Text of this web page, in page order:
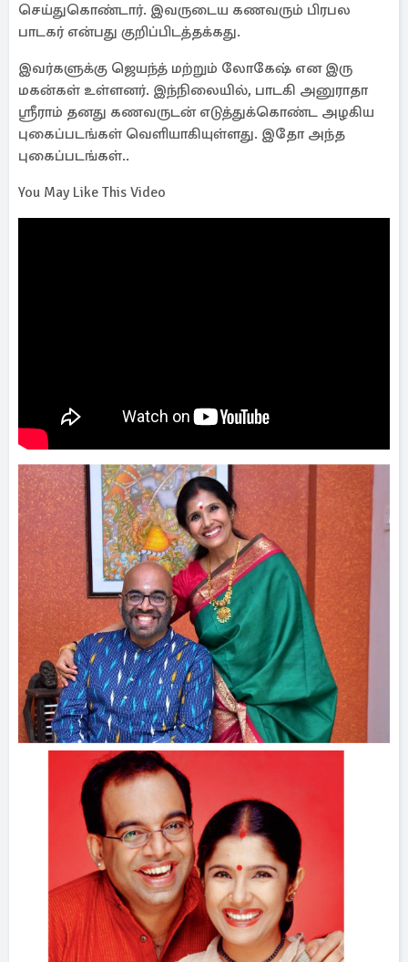
செய்துகொண்டார். இவருடைய கணவரும் பிரபல
பாடகர் என்பது குறிப்பிடத்தக்கது.
இவர்களுக்கு ஜெயந்த் மற்றும் லோகேஷ் என இரு
மகன்கள் உள்ளனர். இந்நிலையில், பாடகி அனுராதா
ஸ்ரீராம் தனது கணவருடன் எடுத்துக்கொண்ட அழகிய
புகைப்படங்கள் வெளியாகியுள்ளது. இதோ அந்த
புகைப்படங்கள்..
You May Like This Video